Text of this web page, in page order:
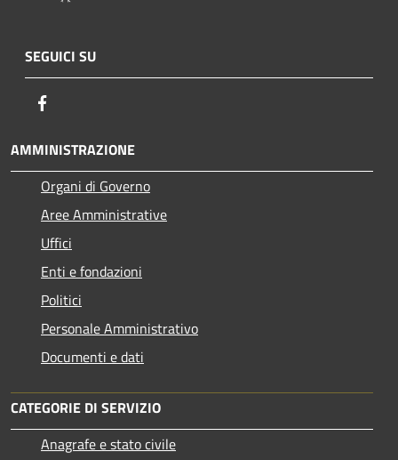
SEGUICI SU
AMMINISTRAZIONE
Organi di Governo
Aree Amministrative
Uffici
Enti e fondazioni
Politici
Personale Amministrativo
Documenti e dati
CATEGORIE DI SERVIZIO
Anagrafe e stato civile